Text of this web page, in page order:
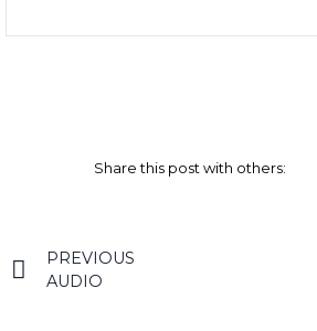
Share this post with others:
PREVIOUS
AUDIO